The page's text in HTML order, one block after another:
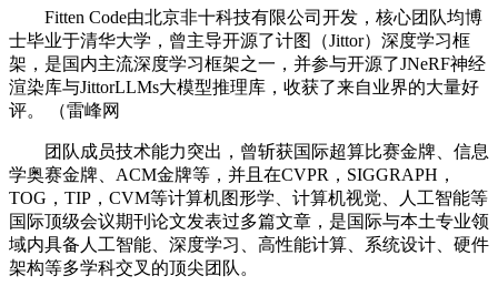
Fitten Code由北京非十科技有限公司开发，核心团队均博
士毕业于清华大学，曾主导开源了计图（Jittor）深度学习框
架，是国内主流深度学习框架之一，并参与开源了JNeRF神经
渲染库与JittorLLMs大模型推理库，收获了来自业界的大量好
评。 （雷峰网
团队成员技术能力突出，曾斩获国际超算比赛金牌、信息
学奥赛金牌、ACM金牌等，并且在CVPR，SIGGRAPH，
TOG，TIP，CVM等计算机图形学、计算机视觉、人工智能等
国际顶级会议期刊论文发表过多篇文章，是国际与本土专业领
域内具备人工智能、深度学习、高性能计算、系统设计、硬件
架构等多学科交叉的顶尖团队。